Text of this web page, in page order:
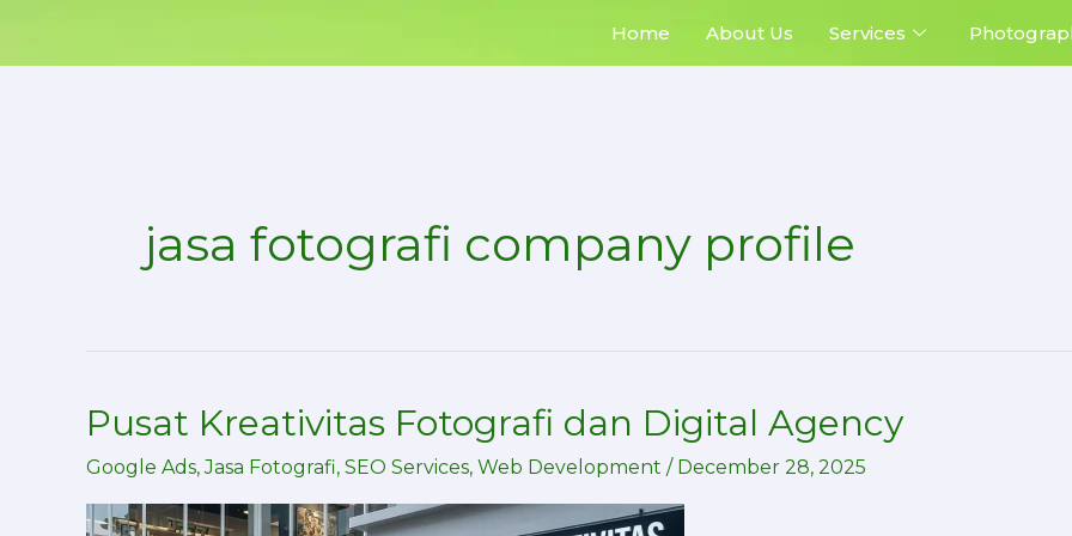
Home About Us Services
jasa fotografi company profile
Pusat Kreativitas Fotografi dan Digital Agency
Google Ads,Jasa Fotografi, SEO Services, Web Development / December 28, 2025
Pusat
Fotografi
dan